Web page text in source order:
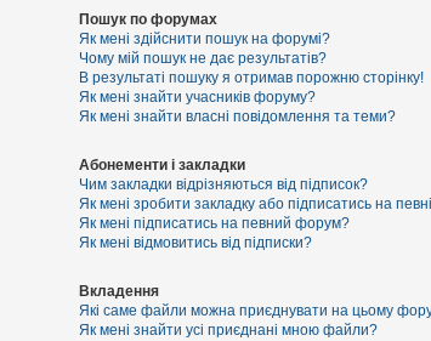
Пошук по форумах
Як мені здійснити пошук на форумі?
Чому мій пошук не дає результатів?
В результаті пошуку я отримав порожню сторінку!
Як мені знайти учасників форуму?
Як мені знайти власні повідомлення та теми?
Абонементи і закладки
Чим закладки відрізняються від підписок?
Як мені зробити закладку або підписатись на
Як мені підписатись на певний форум?
Як мені відмовитись від підписки?
Вкладення
Які саме файли можна приєднувати на цьому
Як мені знайти усі приєднані мною файли?